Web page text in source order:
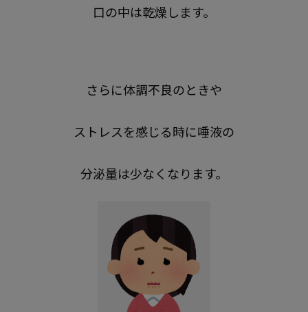
口の中は乾燥します。
さらに体調不良のときや
ストレスを感じる時に唾液の
分泌量は少なくなります。